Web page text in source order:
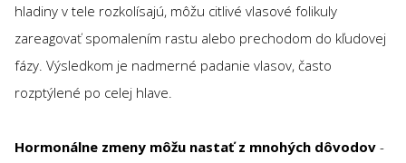
hladiny v tele rozkolísajú, môžu citlivé vlasové folikuly
zareagovať spomalením rastu alebo prechodom do kľudovej
fázy. Výsledkom je nadmerné padanie vlasov, často
rozptýlené po celej hlave.
Hormonálne zmeny môžu nastať z mnohých dôvodov -